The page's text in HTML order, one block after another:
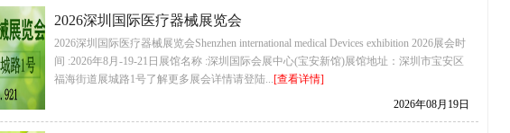
2026深圳国际医疗器械展览会
2026深圳国际医疗器械展览会Shenzhen international medical Devices exhibition 2026展会时
间 :2026年8月-19-21日展馆名称 :深圳国际会展中心(宝安新馆)展馆地址：深圳市宝安区
福海街道展城路1号了解更多展会详情请登陆...[查看详情]
2026年08月19日